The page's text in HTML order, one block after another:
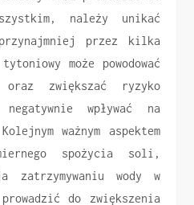
należy unikać
przez kilka
może powodować
zwiększać ryzyko
wpływać na
ważnym aspektem
spożycia soli,
zatrzymywaniu wody w
do zwiększenia